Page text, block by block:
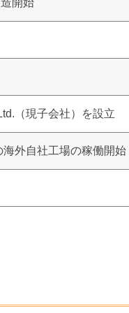
開始
（現子会社）を設立
外自社工場の稼働開始